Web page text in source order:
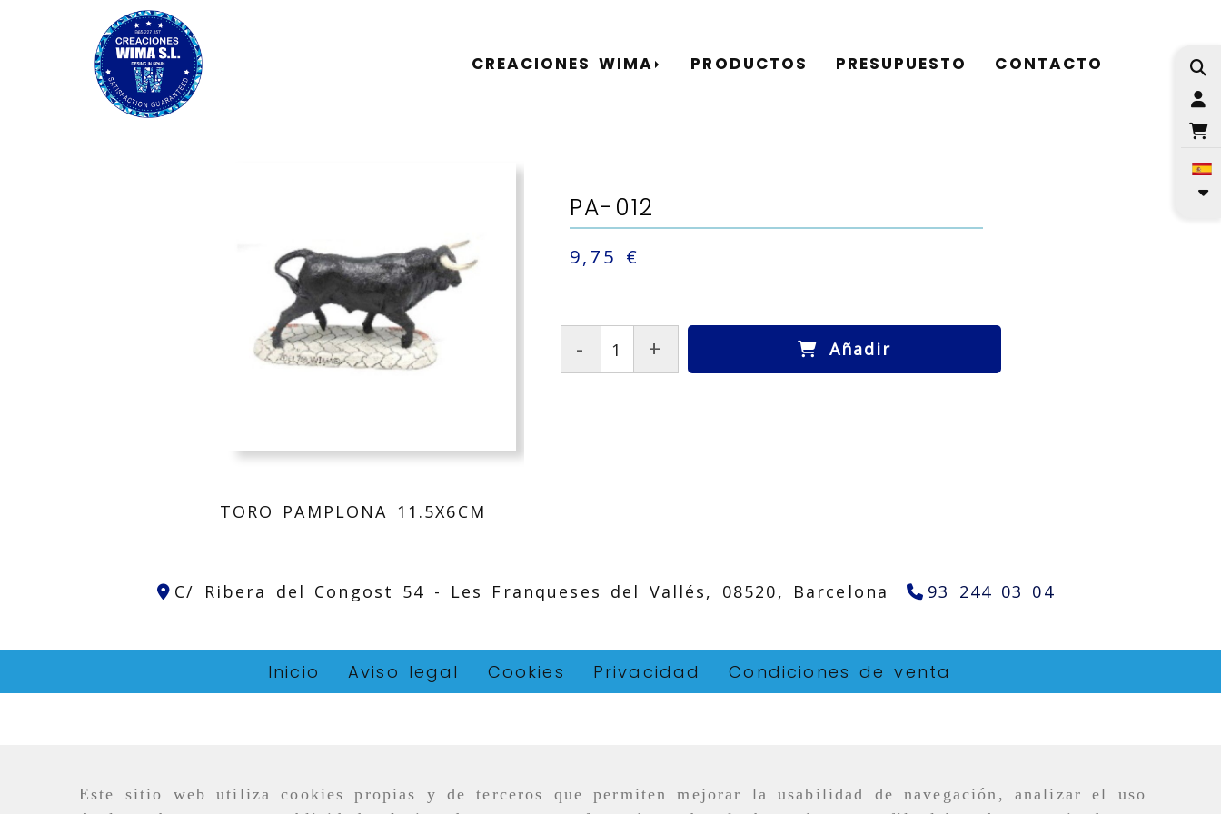
Este sitio web utiliza cookies propias y de terceros que permiten mejorar la usabilidad de navegación, analizar el uso
CREACIONES WIMA PRODUCTOS PRESUPUESTO CONTACTO
PA-012
9,75 €
- + Añadir
TORO PAMPLONA 11.5X6CM
C/ Ribera del Congost 54 - Les Franqueses del Vallés, 08520, Barcelona 93 244 03 04
Inicio Aviso legal Cookies Privacidad Condiciones de venta